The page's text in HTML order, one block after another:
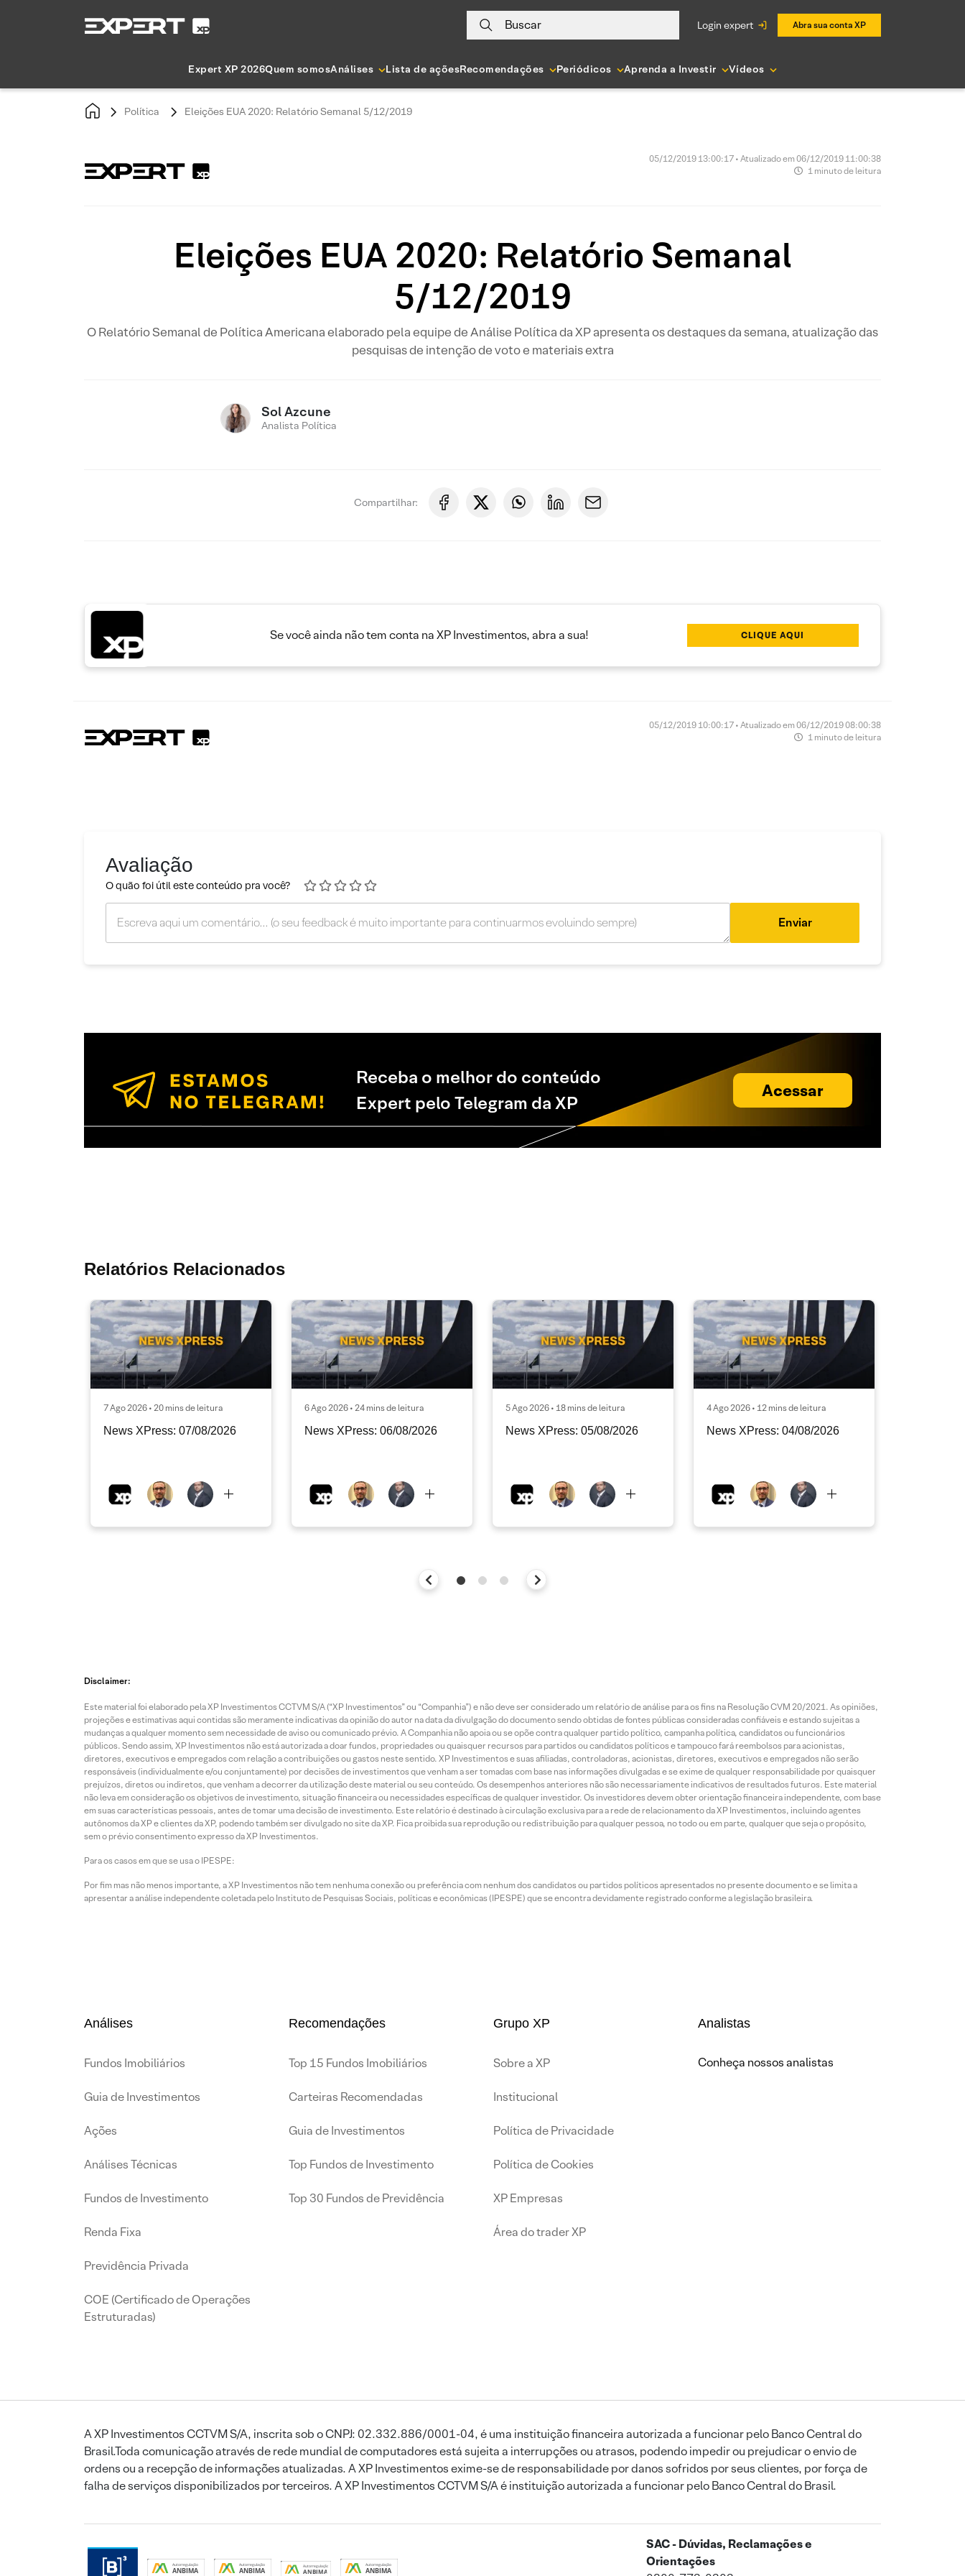
Buscar login expert Abra sua conta XP
Expert XP 2026Quem somosAnálises Lista de açõesRecomendações Periódicos Aprenda a Investir Vídeos
Política Eleições EUA 2020: Relatório Semanal 5/12/2019
05/12/2019 13:00:17 • Atualizado em 06/12/2019 11:00:38
1 minuto de leitura
Eleições EUA 2020: Relatório Semanal
5/12/2019
O Relatório Semanal de Política Americana elaborado pela equipe de Análise Política da XP apresenta os destaques da semana, atualização das
pesquisas de intenção de voto e materiais extra
Sol Azcune
Analista Política
Compartilhar:
Se você ainda não tem conta na XP Investimentos, abra a sua! CLIQUE AQUI
05/12/2019 10:00:17 • Atualizado em 06/12/2019 08:00:38
1 minuto de leitura
Avaliação
O quão foi útil este conteúdo pra você?
Enviar
Receba o melhor do conteúdo
Expert pelo Telegram da XP
Acessar
Relatórios Relacionados
7 Ago 2026 • 20 mins de leitura
News XPress: 07/08/2026
6 Ago 2026 • 24 mins de leitura
News XPress: 06/08/2026
5 Ago 2026 • 18 mins de leitura
News XPress: 05/08/2026
4 Ago 2026 • 12 mins de leitura
News XPress: 04/08/2026
Disclaimer:
Este material foi elaborado pela XP Investimentos CCTVM S/A (“XP Investimentos” ou “Companhia”) e não deve ser considerado um relatório de análise para os fins na Resolução CVM 20/2021. As opiniões,
projeções e estimativas aqui contidas são meramente indicativas da opinião do autor na data da divulgação do documento sendo obtidas de fontes públicas consideradas confiáveis e estando sujeitas a
mudanças a qualquer momento sem necessidade de aviso ou comunicado prévio. A Companhia não apoia ou se opõe contra qualquer partido político, campanha política, candidatos ou funcionários
públicos. Sendo assim, XP Investimentos não está autorizada a doar fundos, propriedades ou quaisquer recursos para partidos ou candidatos políticos e tampouco fará reembolsos para acionistas,
diretores, executivos e empregados com relação a contribuições ou gastos neste sentido. XP Investimentos e suas afiliadas, controladoras, acionistas, diretores, executivos e empregados não serão
responsáveis (individualmente e/ou conjuntamente) por decisões de investimentos que venham a ser tomadas com base nas informações divulgadas e se exime de qualquer responsabilidade por quaisquer
prejuízos, diretos ou indiretos, que venham a decorrer da utilização deste material ou seu conteúdo. Os desempenhos anteriores não são necessariamente indicativos de resultados futuros. Este material
não leva em consideração os objetivos de investimento, situação financeira ou necessidades específicas de qualquer investidor. Os investidores devem obter orientação financeira independente, com base
em suas características pessoais, antes de tomar uma decisão de investimento. Este relatório é destinado à circulação exclusiva para a rede de relacionamento da XP Investimentos, incluindo agentes
autônomos da XP e clientes da XP, podendo também ser divulgado no site da XP. Fica proibida sua reprodução ou redistribuição para qualquer pessoa, no todo ou em parte, qualquer que seja o propósito,
sem o prévio consentimento expresso da XP Investimentos.
Para os casos em que se usa o IPESPE:
Por fim mas não menos importante, a XP Investimentos não tem nenhuma conexão ou preferência com nenhum dos candidatos ou partidos políticos apresentados no presente documento e se limita a
apresentar a análise independente coletada pelo Instituto de Pesquisas Sociais, políticas e econômicas (IPESPE) que se encontra devidamente registrado conforme a legislação brasileira.
Análises
Fundos Imobiliários
Guia de Investimentos
Ações
Análises Técnicas
Fundos de Investimento
Renda Fixa
Previdência Privada
COE (Certificado de Operações
Estruturadas)
Recomendações
Top 15 Fundos Imobiliários
Carteiras Recomendadas
Guia de Investimentos
Top Fundos de Investimento
Top 30 Fundos de Previdência
Grupo XP
Sobre a XP
Institucional
Política de Privacidade
Política de Cookies
XP Empresas
Área do trader XP
Analistas
Conheça nossos analistas
A XP Investimentos CCTVM S/A, inscrita sob o CNPJ: 02.332.886/0001-04, é uma instituição financeira autorizada a funcionar pelo Banco Central do
Brasil.Toda comunicação através de rede mundial de computadores está sujeita a interrupções ou atrasos, podendo impedir ou prejudicar o envio de
ordens ou a recepção de informações atualizadas. A XP Investimentos exime-se de responsabilidade por danos sofridos por seus clientes, por força de
falha de serviços disponibilizados por terceiros. A XP Investimentos CCTVM S/A é instituição autorizada a funcionar pelo Banco Central do Brasil.
SAC - Dúvidas, Reclamações e
Orientações